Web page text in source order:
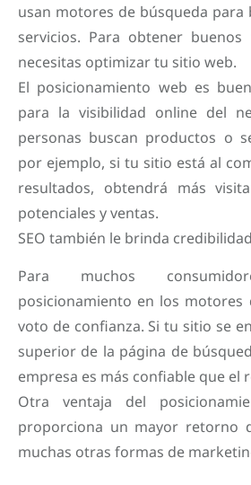
usan motores de búsqueda
servicios. Para obtener
necesitas optimizar tu sitio web.
El posicionamiento web es
para la visibilidad online del
personas buscan productos o
por ejemplo, si tu sitio está al
resultados, obtendrá más
potenciales y ventas.
SEO también le brinda
Para muchos
posicionamiento en los motores
voto de confianza. Si tu sitio se
superior de la página de
empresa es más confiable que el
Otra ventaja del
proporciona un mayor retorno
muchas otras formas de